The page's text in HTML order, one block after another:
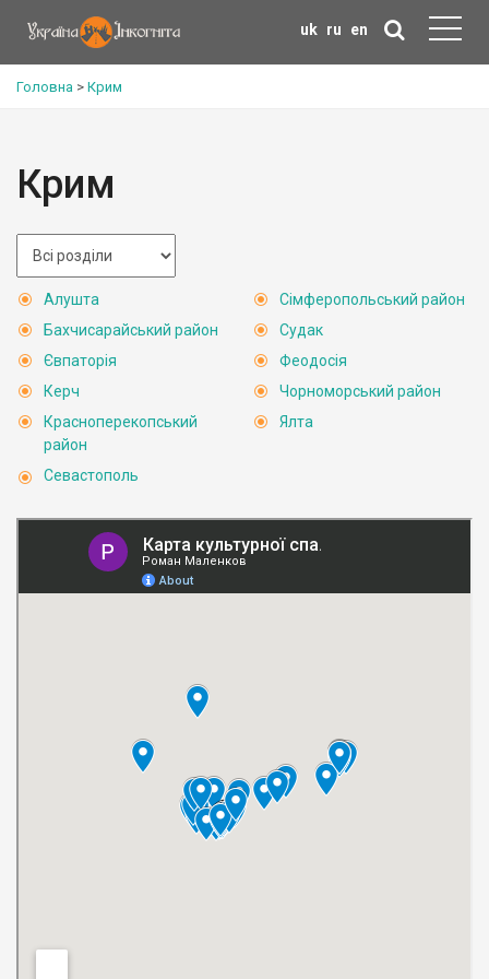
uk ru en
Головна > Крим
Крим
Алушта
Бахчисарайський район
Євпаторія
Керч
Красноперекопський
район
Севастополь
Сімферопольський район
Судак
Феодосія
Чорноморський район
Ялта